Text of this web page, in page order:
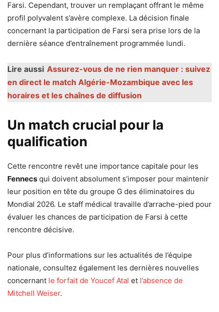
Farsi. Cependant, trouver un remplaçant offrant le même
profil polyvalent s’avère complexe. La décision finale
concernant la participation de Farsi sera prise lors de la
dernière séance d’entraînement programmée lundi.
Lire aussi Assurez-vous de ne rien manquer : suivez
en direct le match Algérie-Mozambique avec les
horaires et les chaînes de diffusion
Un match crucial pour la
qualification
Cette rencontre revêt une importance capitale pour les
Fennecs qui doivent absolument s’imposer pour maintenir
leur position en tête du groupe G des éliminatoires du
Mondial 2026. Le staff médical travaille d’arrache-pied pour
évaluer les chances de participation de Farsi à cette
rencontre décisive.
Pour plus d’informations sur les actualités de l’équipe
nationale, consultez également les dernières nouvelles
concernant le forfait de Youcef Atal et l’absence de
Mitchell Weiser.